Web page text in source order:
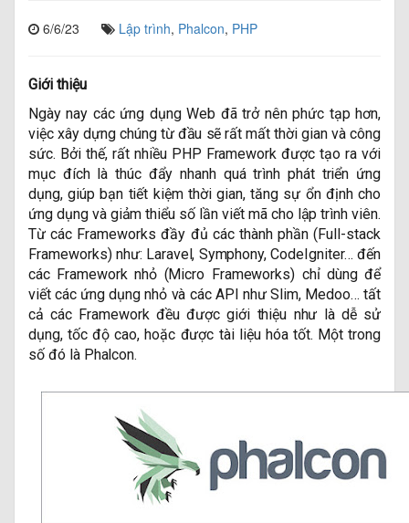
6/6/23 Lập trình, Phalcon, PHP
Giới thiệu
Ngày nay các ứng dụng Web đã trở nên phức tạp hơn,
việc xây dựng chúng từ đầu sẽ rất mất thời gian và công
sức. Bởi thế, rất nhiều PHP Framework được tạo ra với
mục đích là thúc đẩy nhanh quá trình phát triển ứng
dụng, giúp bạn tiết kiệm thời gian, tăng sự ổn định cho
ứng dụng và giảm thiểu số lần viết mã cho lập trình viên.
Từ các Frameworks đầy đủ các thành phần (Full-stack
Frameworks) như: Laravel, Symphony, CodeIgniter… đến
các Framework nhỏ (Micro Frameworks) chỉ dùng để
viết các ứng dụng nhỏ và các API như Slim, Medoo… tất
cả các Framework đều được giới thiệu như là dễ sử
dụng, tốc độ cao, hoặc được tài liệu hóa tốt. Một trong
số đó là Phalcon.